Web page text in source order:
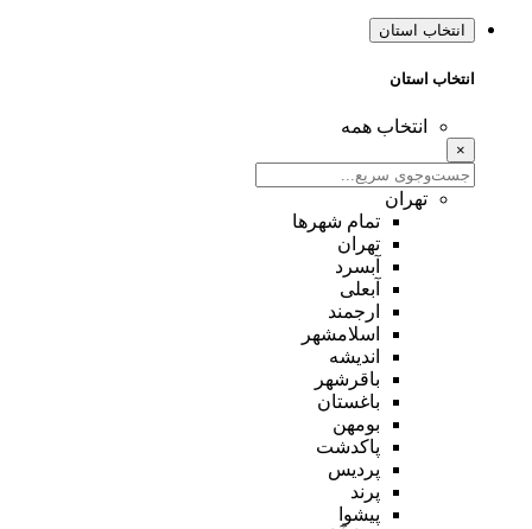
انتخاب استان
انتخاب استان
انتخاب همه
×
تهران
تمام شهر‌ها
تهران
آبسرد
آبعلی
ارجمند
اسلامشهر
اندیشه
باقرشهر
باغستان
بومهن
پاکدشت
پردیس
پرند
پیشوا